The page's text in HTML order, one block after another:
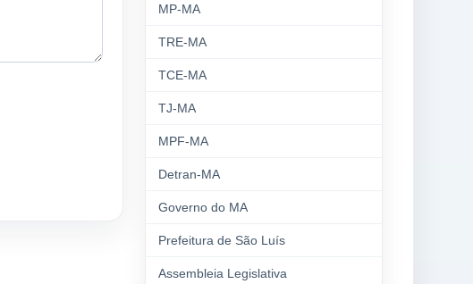
MP-MA
TRE-MA
TCE-MA
TJ-MA
MPF-MA
Detran-MA
Governo do MA
Prefeitura de São Luís
Assembleia Legislativa